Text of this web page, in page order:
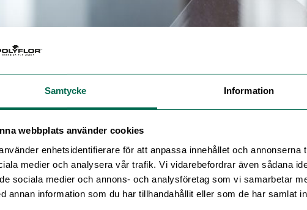
Samtycke Information
webbplats använder cookies
enhetsidentifierare för att anpassa innehållet och annonserna
medier och analysera vår trafik. Vi vidarebefordrar även sådana
sociala medier och annons- och analysföretag som vi samarbetar
annan information som du har tillhandahållit eller som de har samlat